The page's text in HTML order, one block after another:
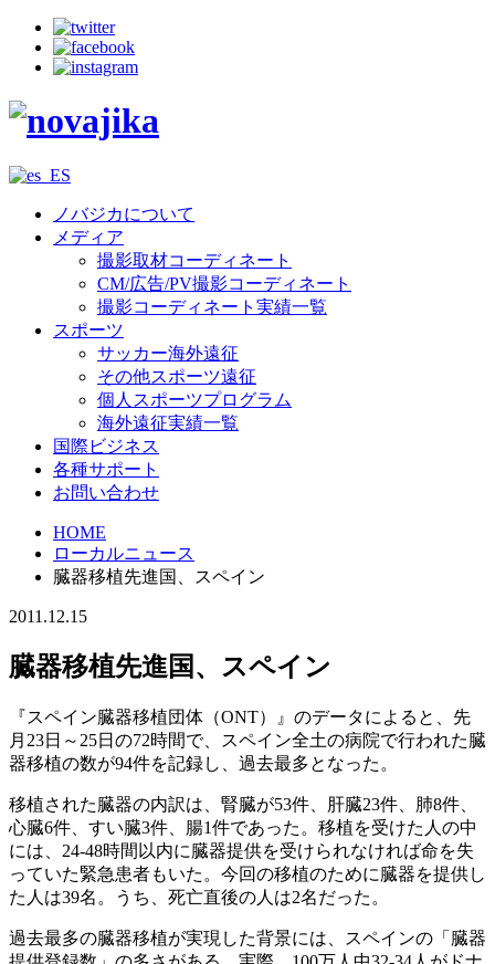
ノバジカについて
メディア
撮影取材コーディネート
CM/広告/PV撮影コーディネート
撮影コーディネート実績一覧
スポーツ
サッカー海外遠征
その他スポーツ遠征
個人スポーツプログラム
海外遠征実績一覧
国際ビジネス
各種サポート
お問い合わせ
HOME
ローカルニュース
臓器移植先進国、スペイン
2011.12.15
臓器移植先進国、スペイン
『スペイン臓器移植団体（ONT）』のデータによると、先
月23日～25日の72時間で、スペイン全土の病院で行われた臓
器移植の数が94件を記録し、過去最多となった。
移植された臓器の内訳は、腎臓が53件、肝臓23件、肺8件、
心臓6件、すい臓3件、腸1件であった。移植を受けた人の中
には、24-48時間以内に臓器提供を受けられなければ命を失
っていた緊急患者もいた。今回の移植のために臓器を提供し
た人は39名。うち、死亡直後の人は2名だった。
過去最多の臓器移植が実現した背景には、スペインの「臓器